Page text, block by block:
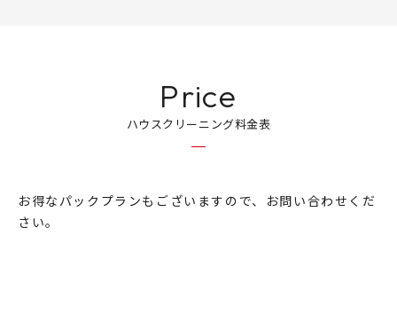
Price
ハウスクリーニング料金表
お得なパックプランもございますので、お問い合わせくだ
さい。